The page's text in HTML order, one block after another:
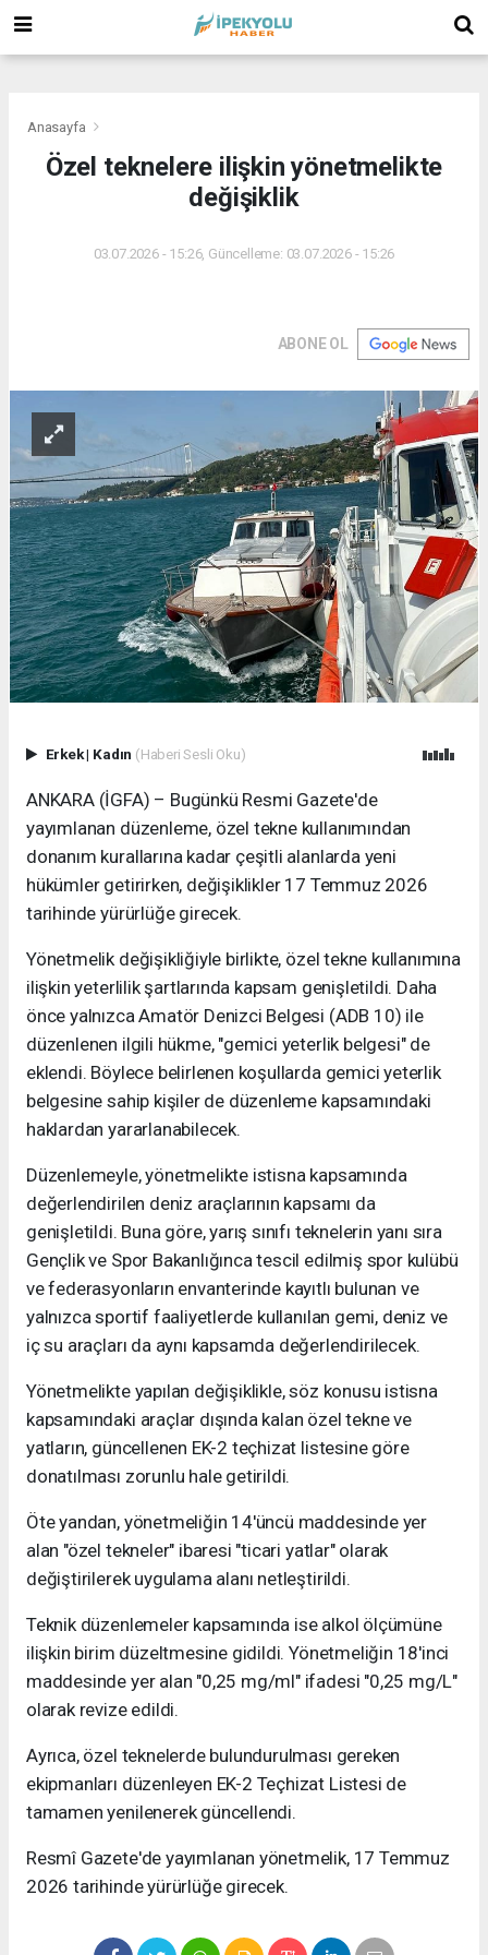
Anasayfa
Özel teknelere ilişkin yönetmelikte
değişiklik
03.07.2026 - 15:26, Güncelleme: 03.07.2026 - 15:26
ABONE OL
Erkek| Kadın (Haberi Sesli Oku)
ANKARA (İGFA) – Bugünkü Resmi Gazete'de
yayımlanan düzenleme, özel tekne kullanımından
donanım kurallarına kadar çeşitli alanlarda yeni
hükümler getirirken, değişiklikler 17 Temmuz 2026
tarihinde yürürlüğe girecek.
Yönetmelik değişikliğiyle birlikte, özel tekne kullanımına
ilişkin yeterlilik şartlarında kapsam genişletildi. Daha
önce yalnızca Amatör Denizci Belgesi (ADB 10) ile
düzenlenen ilgili hükme, "gemici yeterlik belgesi" de
eklendi. Böylece belirlenen koşullarda gemici yeterlik
belgesine sahip kişiler de düzenleme kapsamındaki
haklardan yararlanabilecek.
Düzenlemeyle, yönetmelikte istisna kapsamında
değerlendirilen deniz araçlarının kapsamı da
genişletildi. Buna göre, yarış sınıfı teknelerin yanı sıra
Gençlik ve Spor Bakanlığınca tescil edilmiş spor kulübü
ve federasyonların envanterinde kayıtlı bulunan ve
yalnızca sportif faaliyetlerde kullanılan gemi, deniz ve
iç su araçları da aynı kapsamda değerlendirilecek.
Yönetmelikte yapılan değişiklikle, söz konusu istisna
kapsamındaki araçlar dışında kalan özel tekne ve
yatların, güncellenen EK-2 teçhizat listesine göre
donatılması zorunlu hale getirildi.
Öte yandan, yönetmeliğin 14'üncü maddesinde yer
alan "özel tekneler" ibaresi "ticari yatlar" olarak
değiştirilerek uygulama alanı netleştirildi.
Teknik düzenlemeler kapsamında ise alkol ölçümüne
ilişkin birim düzeltmesine gidildi. Yönetmeliğin 18'inci
maddesinde yer alan "0,25 mg/ml" ifadesi "0,25 mg/L"
olarak revize edildi.
Ayrıca, özel teknelerde bulundurulması gereken
ekipmanları düzenleyen EK-2 Teçhizat Listesi de
tamamen yenilenerek güncellendi.
Resmî Gazete'de yayımlanan yönetmelik, 17 Temmuz
2026 tarihinde yürürlüğe girecek.